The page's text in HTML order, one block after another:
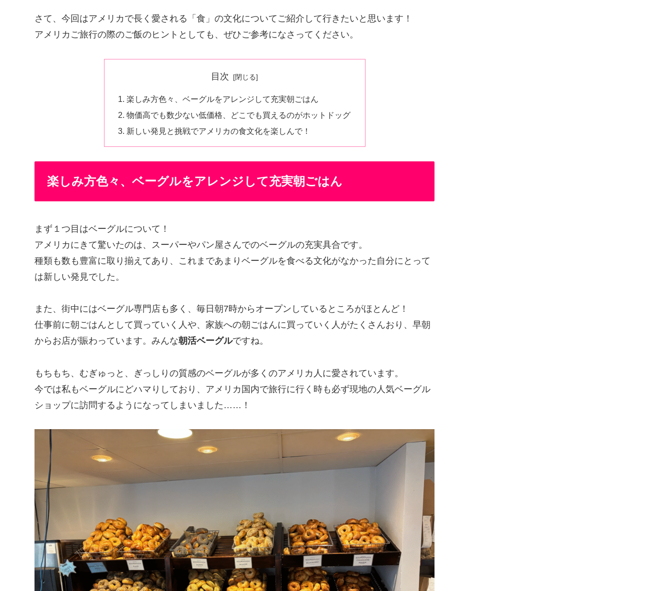
さて、今回はアメリカで長く愛される「食」の文化についてご紹介して行きたいと思います！
アメリカご旅行の際のご飯のヒントとしても、ぜひご参考になさってください。
目次
楽しみ方色々、ベーグルをアレンジして充実朝ごはん
物価高でも数少ない低価格、どこでも買えるのがホットドッグ
新しい発見と挑戦でアメリカの食文化を楽しんで！
楽しみ方色々、ベーグルをアレンジして充実朝ごはん
まず１つ目はベーグルについて！
アメリカにきて驚いたのは、スーパーやパン屋さんでのベーグルの充実具合です。
種類も数も豊富に取り揃えてあり、これまであまりベーグルを食べる文化がなかった自分にとって
は新しい発見でした。
また、街中にはベーグル専門店も多く、毎日朝7時からオープンしているところがほとんど！
仕事前に朝ごはんとして買っていく人や、家族への朝ごはんに買っていく人がたくさんおり、早朝
からお店が賑わっています。みんな朝活ベーグルですね。
もちもち、むぎゅっと、ぎっしりの質感のベーグルが多くのアメリカ人に愛されています。
今では私もベーグルにどハマりしており、アメリカ国内で旅行に行く時も必ず現地の人気ベーグル
ショップに訪問するようになってしまいました……！